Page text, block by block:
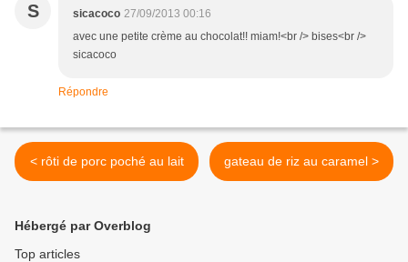
S sicacoco 27/09/2013 00:16
avec une petite crème au chocolat!! miam!<br /> bises<br />
sicacoco
Répondre
< rôti de porc poché au lait gateau de riz au caramel >
Hébergé par Overblog
Top articles